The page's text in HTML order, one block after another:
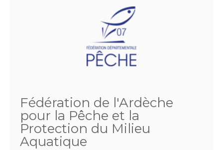
Fédération de l'Ardèche
pour la Pêche et la
Protection du Milieu
Aquatique